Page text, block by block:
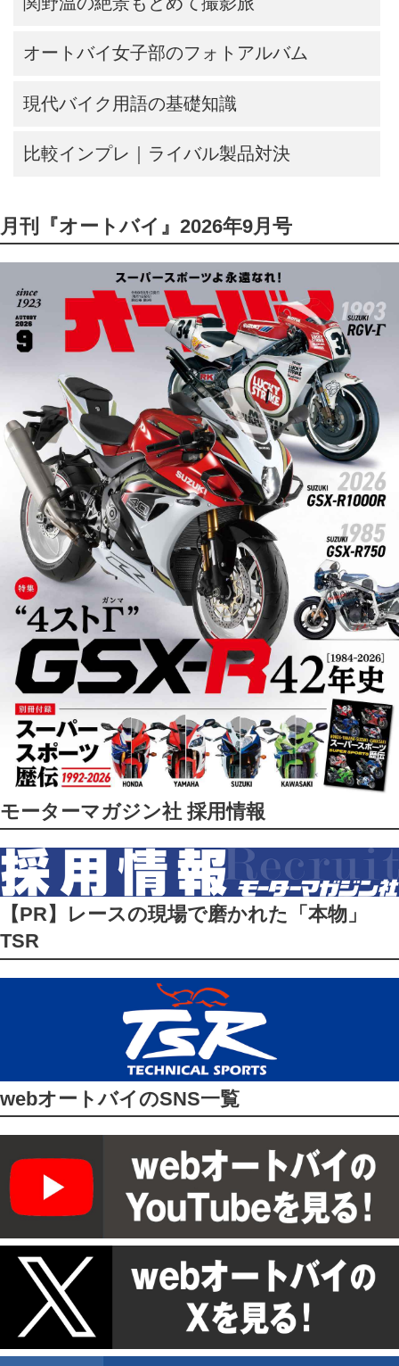
オートバイ女子部のフォトアルバム
現代バイク用語の基礎知識
比較インプレ｜ライバル製品対決
月刊『オートバイ』2026年9月号
モーターマガジン社 採用情報
【PR】レースの現場で磨かれた「本物」
TSR
webオートバイのSNS一覧